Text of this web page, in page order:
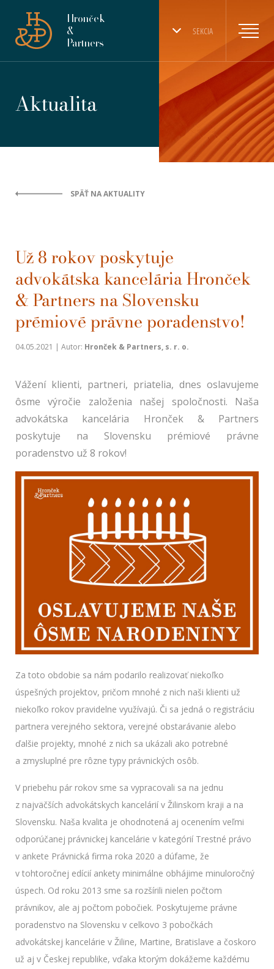
SEKCIA
Hronček
&
Partners
Aktualita
SPÄŤ NA AKTUALITY
Už 8 rokov poskytuje
advokátska kancelária Hronček
& Partners na Slovensku
prémiové právne poradenstvo!
04.05.2021 | Autor: Hronček & Partners, s. r. o.
Vážení klienti, partneri, priatelia, dnes oslavujeme
ôsme výročie založenia našej spoločnosti. Naša
advokátska kancelária Hronček & Partners
poskytuje na Slovensku prémiové právne
poradenstvo už 8 rokov!
Za toto obdobie sa nám podarilo realizovať niekoľko
úspešných projektov, pričom mnohé z nich naši klienti už
niekoľko rokov pravidelne využívajú. Či sa jedná o registráciu
partnera verejného sektora, verejné obstarávanie alebo
ďalšie projekty, mnohé z nich sa ukázali ako potrebné
a zmysluplné pre rôzne typy právnických osôb.
V priebehu pár rokov sme sa vypracovali sa na jednu
z najväčších advokátskych kancelárií v Žilinskom kraji a na
Slovensku. Naša kvalita je ohodnotená aj ocenením veľmi
odporúčanej právnickej kancelárie v kategórií Trestné právo
v ankete Právnická firma roka 2020 a dúfame, že
v tohtoročnej edícií ankety minimálne obhájime minuloročný
úspech. Od roku 2013 sme sa rozšírili nielen počtom
právnikov, ale aj počtom pobočiek. Poskytujeme právne
poradenstvo na Slovensku v celkovo 3 pobočkách
advokátskej kancelárie v Žiline, Martine, Bratislave a čoskoro
už aj v Českej republike, vďaka ktorým dokážeme každému